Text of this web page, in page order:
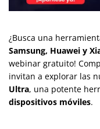
¿Busca una
Samsung, Huawei y
webinar gratuito!
invitan a explorar las
Ultra, una potente
dispositivos móviles.